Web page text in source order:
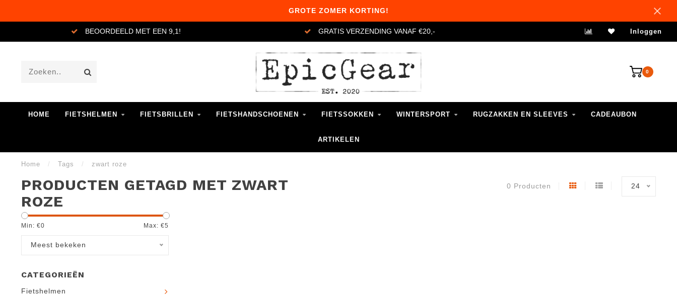
GROTE ZOMER KORTING!
BEOORDEELD MET EEN 9,1! GRATIS VERZENDING VANAF €20,- VERZENDING 1-3 WERKDAGEN
Inloggen
0
HOME FIETSHELMEN FIETSBRILLEN FIETSHANDSCHOENEN FIETSSOKKEN WINTERSPORT RUGZAKKEN EN SLEEVES CADEAUBON
ARTIKELEN
Home / Tags / zwart roze
PRODUCTEN GETAGD MET ZWART
ROZE
0 Producten 24
Min: €0 Max: €5
Meest bekeken
CATEGORIEËN
Fietshelmen